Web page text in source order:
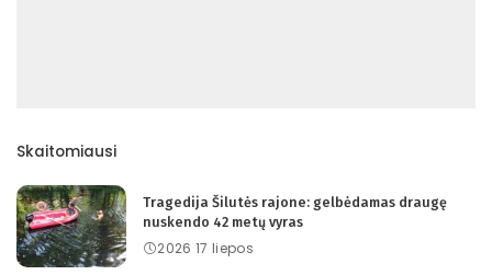
Skaitomiausi
Tragedija Šilutės rajone: gelbėdamas draugę
nuskendo 42 metų vyras
2026 17 liepos